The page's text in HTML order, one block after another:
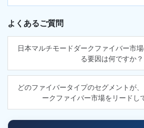
よくあるご質問
日本マルチモードダークファイバー市
る要因は何ですか？
どのファイバータイプのセグメントが
ークファイバー市場をリードし